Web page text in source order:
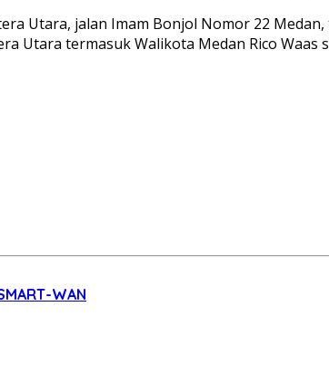
Utara, jalan Imam Bonjol Nomor 22
Utara termasuk Walikota Medan Rico
WAN